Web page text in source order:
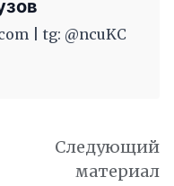
| tg: @ncuKC
Следующий
материал